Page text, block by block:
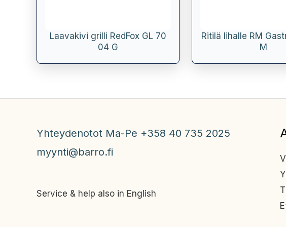
Laavakivi grilli RedFox GL 70
04 G
Ritilä lihalle RM
M
Yhteydenotot Ma-Pe +358 40 735 2025
myynti@barro.fi
Service & help also in English